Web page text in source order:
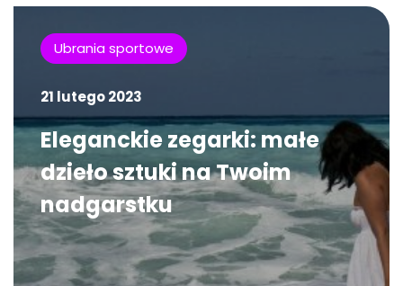
Ubrania sportowe
21 lutego 2023
Eleganckie zegarki: małe
dzieło sztuki na Twoim
nadgarstku